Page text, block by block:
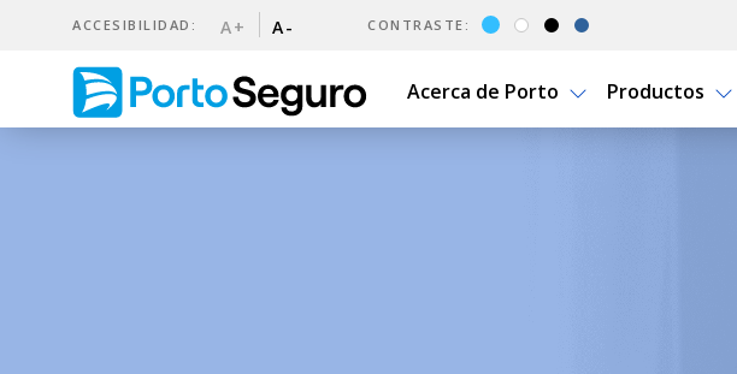
ACCESIBILIDAD: A+ A- CONTRASTE:
Acerca de Porto Productos
5 razones para asegurar tu apartamento